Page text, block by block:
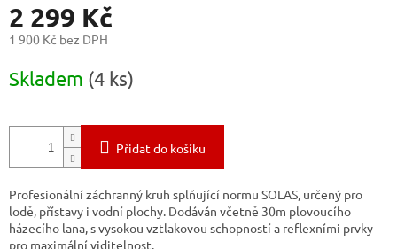
2 299 Kč
1 900 Kč bez DPH
cena:
Skladem (4 ks)
Přidat do košíku
Profesionální záchranný kruh splňující normu SOLAS, určený pro
lodě, přístavy i vodní plochy. Dodáván včetně 30m plovoucího
házecího lana, s vysokou vztlakovou schopností a reflexními prvky
pro maximální viditelnost.